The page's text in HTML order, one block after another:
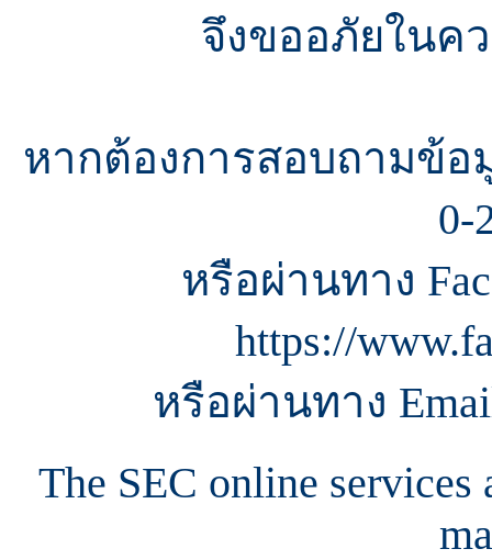
จึงขออภัยในค
หากต้องการสอบถามข้อ
0-
หรือผ่านทาง
https://
หรือผ่านทาง
The SEC online